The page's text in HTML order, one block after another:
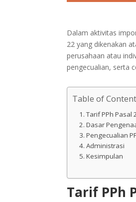
Dalam aktivitas
22 yang dikenakan
perusahaan atau
pengecualian, serta
Table of
Tarif PPh Pasal
Dasar
Pengecualian
Administrasi
Kesimpulan
Tarif PPh